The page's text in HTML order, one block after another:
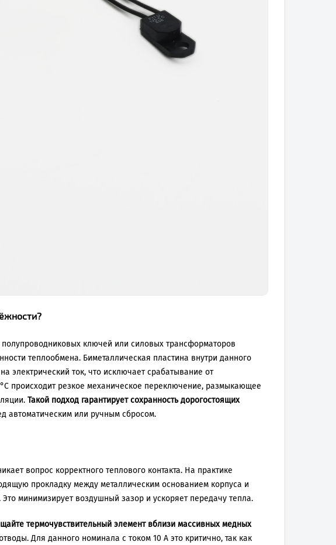
ключей или силовых трансформаторов
теплообмена. Биметаллическая пластина внутри данного
электрический ток, что исключает срабатывание от
происходит резкое механическое переключение, размыкающее
Такой подход гарантирует сохранность дорогостоящих
автоматическим или ручным сбросом.
вопрос корректного теплового контакта. На практике
прокладку между металлическим основанием корпуса и
минимизирует воздушный зазор и ускоряет передачу тепла.
термочувствительный элемент вблизи массивных медных
Для данного номинала с током 10 А это критично, так как